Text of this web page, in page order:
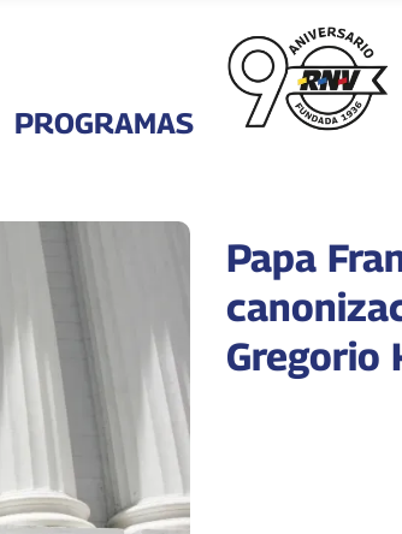
PROGRAMAS
Papa
Gregorio